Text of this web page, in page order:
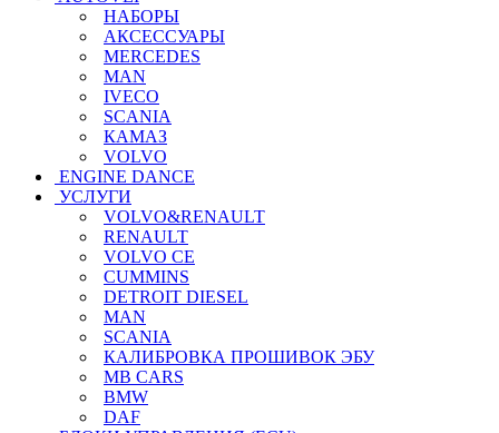
НАБОРЫ
АКСЕССУАРЫ
MERCEDES
MAN
IVECO
SCANIA
КАМАЗ
VOLVO
ENGINE DANCE
УСЛУГИ
VOLVO&RENAULT
RENAULT
VOLVO CE
CUMMINS
DETROIT DIESEL
MAN
SCANIA
КАЛИБРОВКА ПРОШИВОК ЭБУ
MB CARS
BMW
DAF